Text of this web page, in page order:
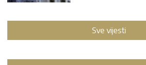
Sve vijesti